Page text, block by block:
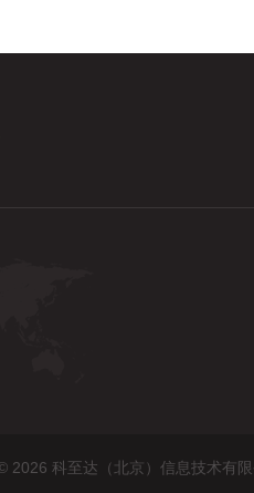
2026 科至达（北京）信息技术有